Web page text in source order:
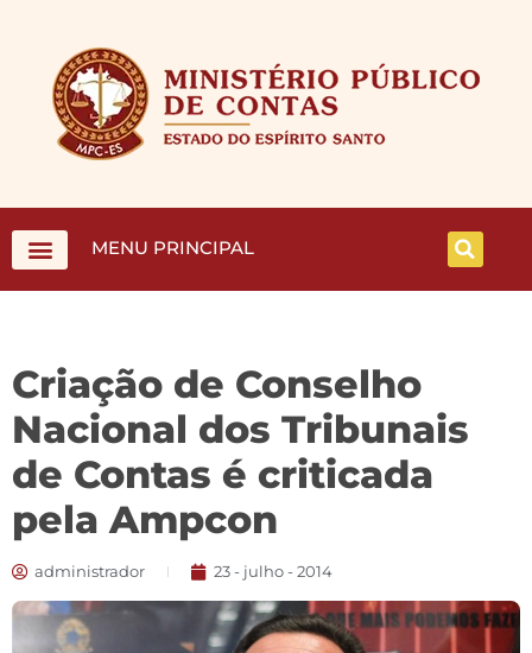
MENU PRINCIPAL
Criação de Conselho
Nacional dos Tribunais
de Contas é criticada
pela Ampcon
administrador 23 - julho - 2014